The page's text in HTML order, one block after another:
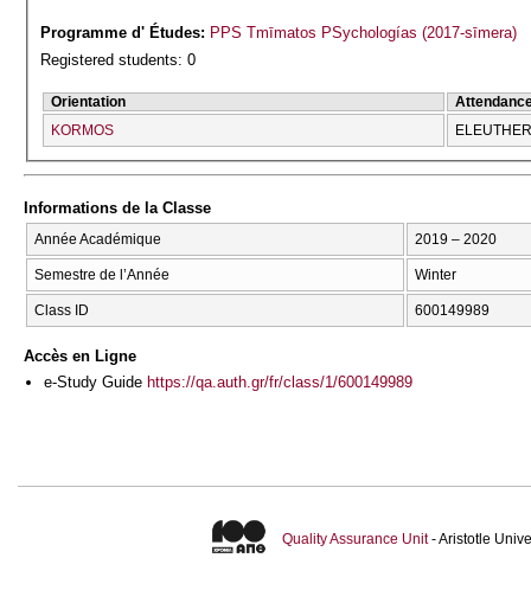
Programme d' Études: PPS Tmīmatos PSychologías (2017-sīmera)
Registered students: 0
Orientation
KORMOS
Informations de la Classe
Année Académique 2019 – 2020
Semestre de l’Année Winter
Class ID 600149989
Accès en Ligne
e-Study Guide https://qa.auth.gr/fr/class/1/600149989
Quality Assurance Unit- Aristotle